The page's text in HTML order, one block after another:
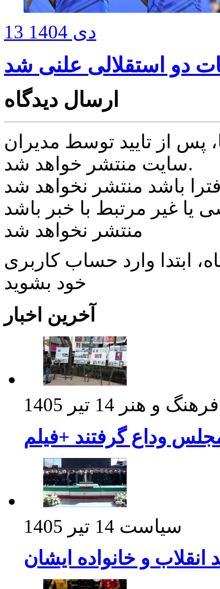
13 دی 1404
دو استقلالی علنی شد
ارسال دیدگاه
از تایید توسط مدیران
سایت منتشر خواهد شد.
یا غیر مرتبط با خبر باشد
منتشر نخواهد شد
ابتدا وارد حساب كاربری
خود بشويد
آخرین اخبار
فرهنگ و هنر 14 تیر 1405
وداع گرفتند +فیلم
سیاست 14 تیر 1405
انقلاب و خانواده ایشان